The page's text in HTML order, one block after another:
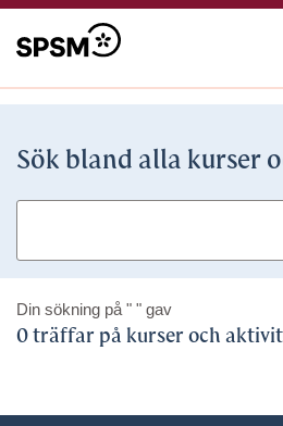
Sök bland alla kurser
Din sökning på " " gav
0 träffar på kurser och